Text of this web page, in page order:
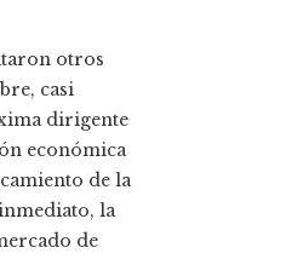
otros
casi
dirigente
económica
de la
la
de